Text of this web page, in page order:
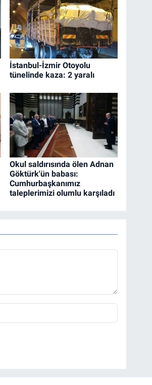
İstanbul-İzmir Otoyolu
tünelinde kaza: 2 yaralı
Okul saldırısında ölen Adnan
Göktürk'ün babası:
Cumhurbaşkanımız
taleplerimizi olumlu karşıladı